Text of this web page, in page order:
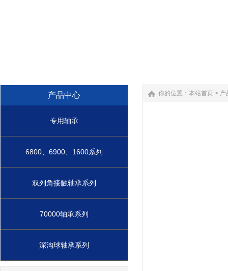
产品中心
专用轴承
6800、6900、1600系列
双列角接触轴承系列
70000轴承系列
深沟球轴承系列
你的位置： 本站首页 > 产